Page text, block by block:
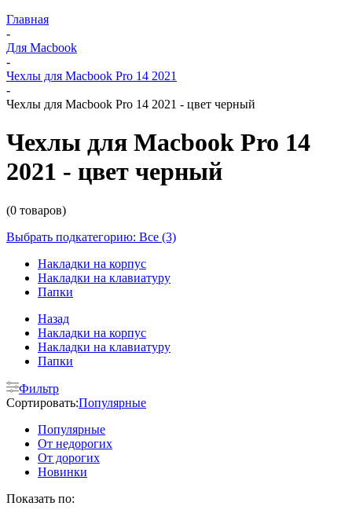
Главная
-
Для Macbook
-
Чехлы для Macbook Pro 14 2021
-
Чехлы для Macbook Pro 14 2021 - цвет черный
Чехлы для Macbook Pro 14
2021 - цвет черный
(0 товаров)
Выбрать подкатегорию: Все (3)
Накладки на корпус
Накладки на клавиатуру
Папки
Назад
Накладки на корпус
Накладки на клавиатуру
Папки
Фильтр
Сортировать:Популярные
Популярные
От недорогих
От дорогих
Новинки
Показать по: